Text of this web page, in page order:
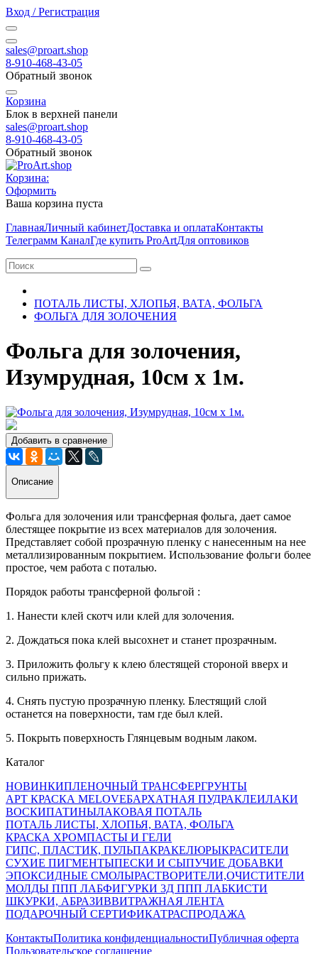
Вход / Регистрация
sales@proart.shop
8-910-468-43-05
Обратный звонок
Корзина
Блок в верхней панели
sales@proart.shop
8-910-468-43-05
Обратный звонок
Корзина:
Оформить
Ваша корзина пуста
ГлавнаяЛичный кабинетДоставка и оплатаКонтакты
Телеграмм КаналГде купить ProArtДля оптовиков
ПОТАЛЬ ЛИСТЫ, ХЛОПЬЯ, ВАТА, ФОЛЬГА
ФОЛЬГА ДЛЯ ЗОЛОЧЕНИЯ
Фольга для золочения,
Изумрудная, 10см х 1м.
Добавить в сравнение
Описание
Фольга для золочения или трансферная фольга, дает самое
блестящее покрытие из всех материалов для золочения.
Представляет собой прозрачную пленку с нанесенным на нее
металлизированным покрытием. Использование фольги более
простое, чем работа с поталью.
Порядок работы трансферной фольгой :
1. Нанести клей скотч или клей для золочения.
2. Дождаться пока клей высохнет и станет прозрачным.
3. Приложить фольгу к клею блестящей стороной вверх и
сильно прижать.
4. Снять пустую прозрачную пленку. Блестящий слой
останется на поверхности, там где был клей.
5. Покрыть поверхность Глянцевым водным лаком.
Каталог
НОВИНКИПЛЕНОЧНЫЙ ТРАНСФЕРГРУНТЫ
АРТ КРАСКА MELOVEБАРХАТНАЯ ПУДРАКЛЕИЛАКИ
ВОСКИПАТИНЫЛАКОВАЯ ПОТАЛЬ
ПОТАЛЬ ЛИСТЫ, ХЛОПЬЯ, ВАТА, ФОЛЬГА
КРАСКА ХРОМПАСТЫ И ГЕЛИ
ГИПС, ПЛАСТИК, ПУЛЬПАКРАКЕЛЮРЫКРАСИТЕЛИ
СУХИЕ ПИГМЕНТЫПЕСКИ И СЫПУЧИЕ ДОБАВКИ
ЭПОКСИДНЫЕ СМОЛЫРАСТВОРИТЕЛИ,ОЧИСТИТЕЛИ
МОЛДЫ ППП ЛАБФИГУРКИ 3Д ППП ЛАБКИСТИ
ШКУРКИ, АБРАЗИВВИТРАЖНАЯ ЛЕНТА
ПОДАРОЧНЫЙ СЕРТИФИКАТРАСПРОДАЖА
КонтактыПолитика конфиденциальностиПубличная оферта
Пользовательское соглашение